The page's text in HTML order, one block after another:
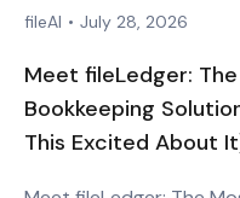
fileAI • July 28, 2026
Meet fileLedger:
Bookkeeping
This Excited About